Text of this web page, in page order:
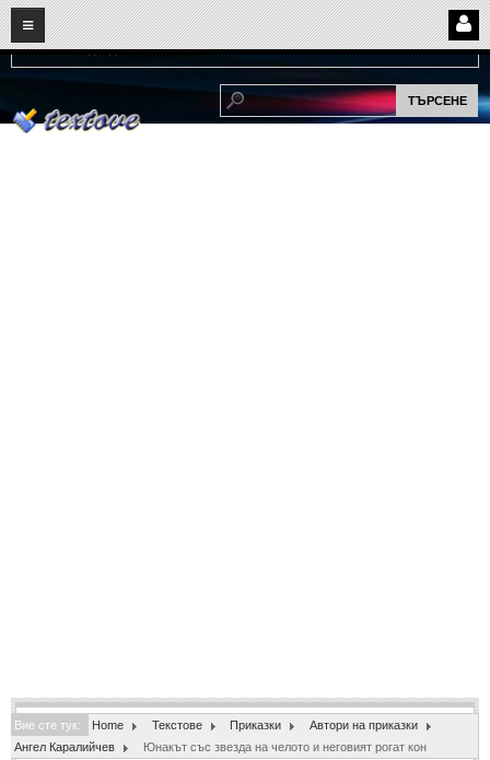
06 2026
Нови: Надежда...
НАЧАЛО
ПОТРЕБИТЕЛСКИ СТРАНИЦИ
Стихове с видео (28)
Поезия - класика
Вие сте тук: Home Текстове Приказки
Автори на приказки
Ангел Каралийчев
Юнакът със звезда на челото и неговият рогат кон